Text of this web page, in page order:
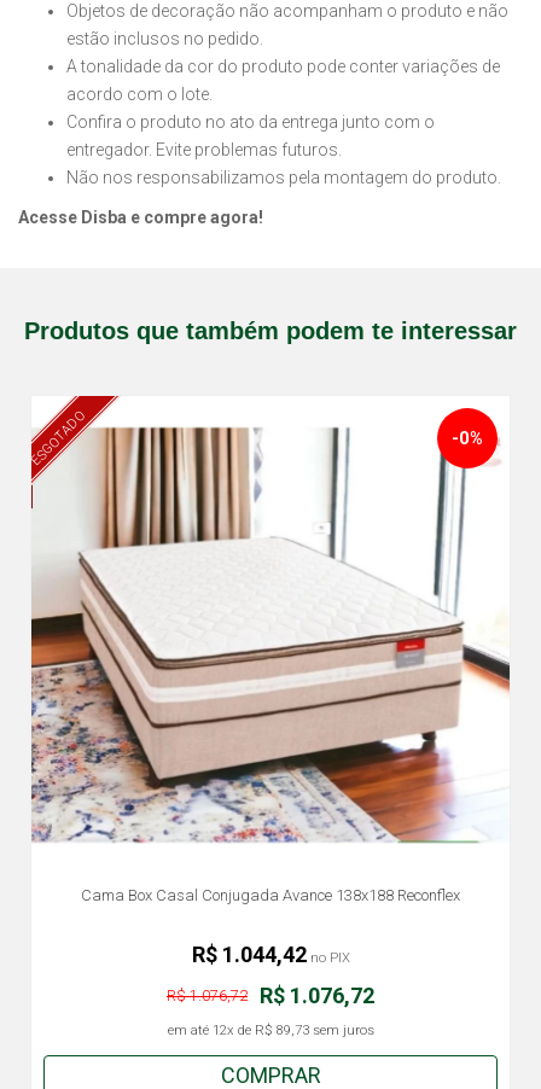
Objetos de decoração não acompanham o produto e não
estão inclusos no pedido.
A tonalidade da cor do produto pode conter variações de
acordo com o lote.
Confira o produto no ato da entrega junto com o
entregador. Evite problemas futuros.
Não nos responsabilizamos pela montagem do produto.
Acesse Disba e compre agora!
Produtos que também podem te interessar
ESGOTADO
Cama Box Casal Conjugada Avance 138x188 Reconflex
-0%
R$ 1.076,72
R$ 1.076,72
em até 12x de R$ 89,73sem juros
R$ 1.044,42no PIX
COMPRAR